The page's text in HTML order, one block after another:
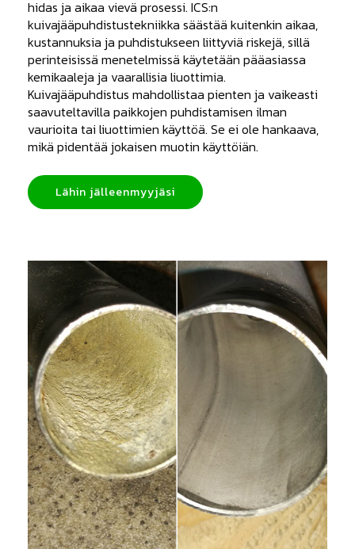
hidas ja aikaa vievä prosessi. ICS:n
kuivajääpuhdistustekniikka säästää kuitenkin aikaa,
kustannuksia ja puhdistukseen liittyviä riskejä, sillä
perinteisissä menetelmissä käytetään pääasiassa
kemikaaleja ja vaarallisia liuottimia.
Kuivajääpuhdistus mahdollistaa pienten ja vaikeasti
saavuteltavilla paikkojen puhdistamisen ilman
vaurioita tai liuottimien käyttöä. Se ei ole hankaava,
mikä pidentää jokaisen muotin käyttöiän.
Lähin jälleenmyyjäsi